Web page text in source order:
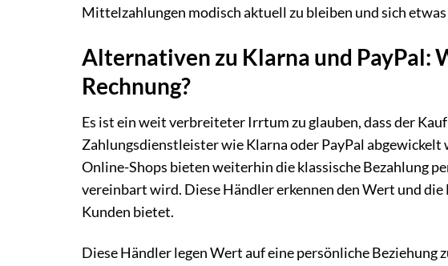
Mittelzahlungen modisch aktuell zu bleiben und sich etwas
Alternativen zu Klarna und PayPal:
Rechnung?
Es ist ein weit verbreiteter Irrtum zu glauben, dass der
Zahlungsdienstleister wie Klarna oder PayPal
Online-Shops bieten weiterhin die klassische Bezahlung
vereinbart wird. Diese Händler erkennen den Wert und
Kunden bietet.
Diese Händler legen Wert auf eine persönliche Beziehung